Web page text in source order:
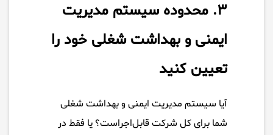
۳. محدوده سیستم مدیریت
ایمنی و بهداشت شغلی خود را
تعیین کنید
آیا سیستم مدیریت ایمنی و بهداشت شغلی
شما برای کل شرکت قابل‌اجراست؟ یا فقط در